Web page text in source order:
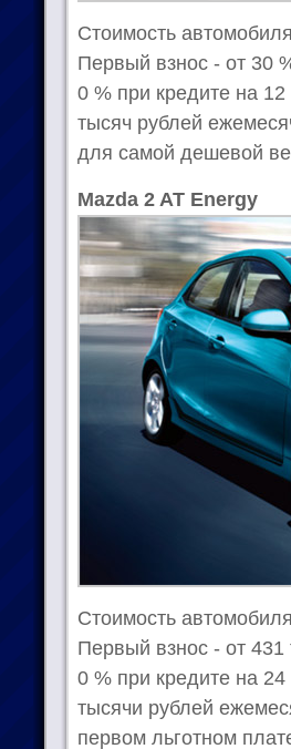
Стоимость
Первый взнос - от 30
0 % при кредите на
тысяч рублей
для самой дешевой
Mazda 2 AT Energy
Стоимость
Первый взнос - от 431
0 % при кредите на
тысячи рублей
первом льготном